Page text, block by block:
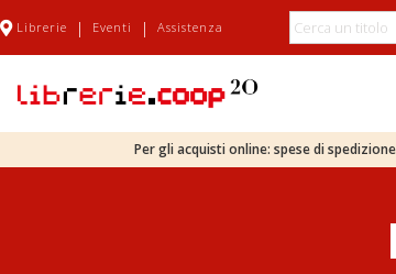
Librerie | Eventi | Assistenza
Per gli acquisti online: spese di